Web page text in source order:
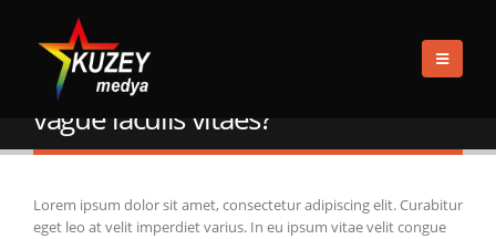
FAQS
CURABITUR EGET LEO AT VELIT IMPERDIET VAGUE IACULIS VITAES?
Curabitur eget leo at velit imperdiet
vague iaculis vitaes?
Lorem ipsum dolor sit amet, consectetur adipiscing elit. Curabitur
eget leo at velit imperdiet varius. In eu ipsum vitae velit congue